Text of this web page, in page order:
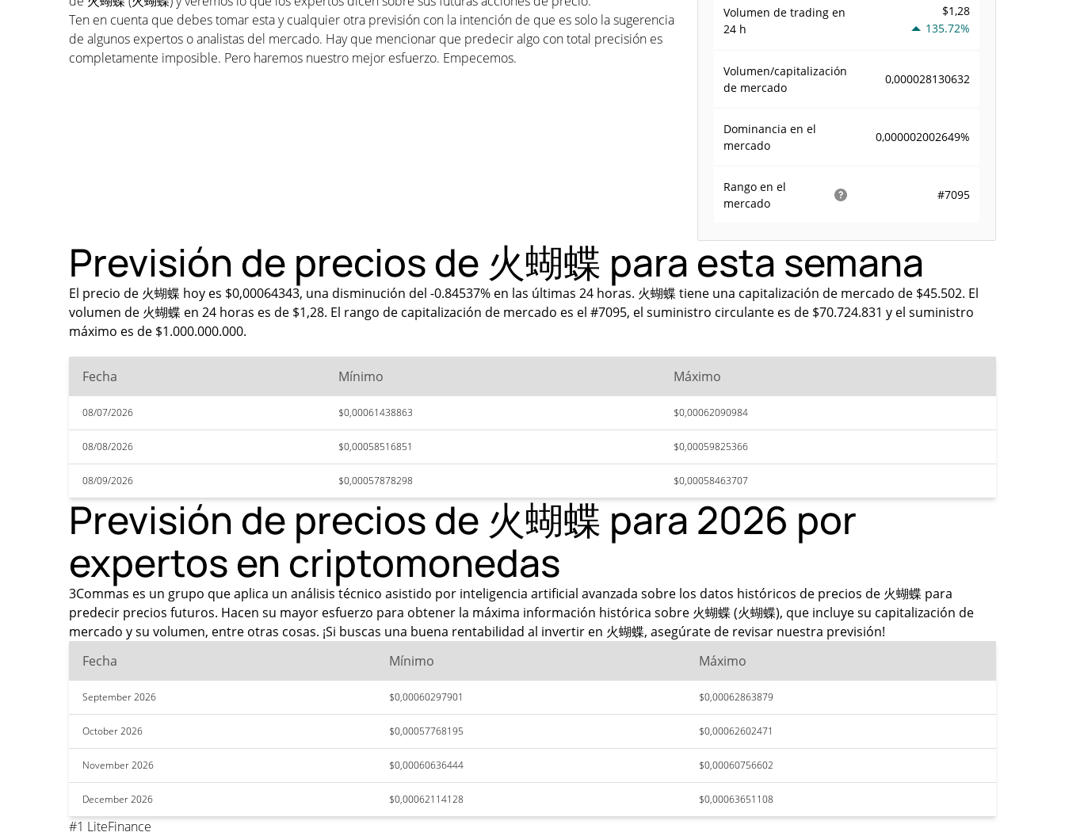
Volumen de trading en
24 h
$1,28
135.72%
Volumen/capitalización
de mercado
0,000028130632
Dominancia en el
mercado
0,000002002649%
Rango en el
mercado
#7095
Ten en cuenta que debes tomar esta y cualquier otra previsión con la intención de que es solo la sugerencia
de algunos expertos o analistas del mercado. Hay que mencionar que predecir algo con total precisión es
completamente imposible. Pero haremos nuestro mejor esfuerzo. Empecemos.
Previsión de precios de 火蝴蝶 para esta semana
El precio de 火蝴蝶 hoy es $0,00064343, una disminución del -0.84537% en las últimas 24 horas. 火蝴蝶 tiene una capitalización de mercado de $45.502. El
volumen de 火蝴蝶 en 24 horas es de $1,28. El rango de capitalización de mercado es el #7095, el suministro circulante es de $70.724.831 y el suministro
máximo es de $1.000.000.000.
Fecha Mínimo Máximo
08/07/2026 $0,00061438863 $0,00062090984
08/08/2026 $0,00058516851 $0,00059825366
08/09/2026 $0,00057878298 $0,00058463707
Previsión de precios de 火蝴蝶 para 2026 por
expertos en criptomonedas
3Commas es un grupo que aplica un análisis técnico asistido por inteligencia artificial avanzada sobre los datos históricos de precios de 火蝴蝶 para
predecir precios futuros. Hacen su mayor esfuerzo para obtener la máxima información histórica sobre 火蝴蝶 (火蝴蝶), que incluye su capitalización de
mercado y su volumen, entre otras cosas. ¡Si buscas una buena rentabilidad al invertir en 火蝴蝶, asegúrate de revisar nuestra previsión!
Fecha
Mínimo Máximo
September 2026 $0,00060297901 $0,00062863879
October 2026 $0,00057768195 $0,00062602471
November 2026 $0,00060636444 $0,00060756602
December 2026 $0,00062114128 $0,00063651108
#1 LiteFinance